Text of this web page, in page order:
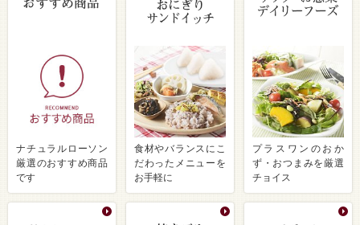
ナチュラルローソン
厳選のおすすめ商品
です
食材やバランスにこ
だわったメニューを
お手軽に
プラスワンのおか
ず・おつまみを厳選
チョイス